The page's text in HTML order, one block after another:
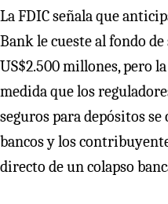
La FDIC señala que
Bank le cueste al fondo
US$2.500 millones, pero
medida que los
seguros para depósitos
bancos y los
directo de un colapso